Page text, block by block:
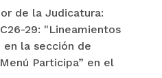
de la Judicatura:
29: "Lineamientos
la sección de
Participa” en el